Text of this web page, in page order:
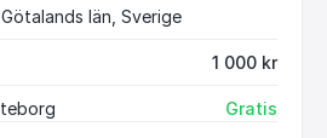
län, Sverige
1 000 kr
Gratis